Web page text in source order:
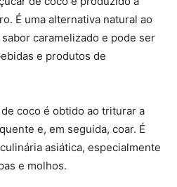
É uma alternativa natural ao
caramelizado e pode ser
e produtos de
coco é obtido ao triturar a
e, em seguida, coar. É
asiática, especialmente
e molhos.